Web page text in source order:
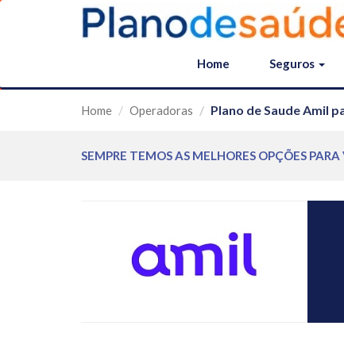
Home Seguros
Home Operadoras Plano de Saude Amil
SEMPRE TEMOS AS MELHORES OPÇÕES